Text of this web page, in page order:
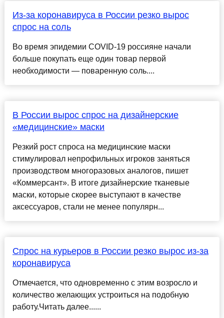
Из-за коронавируса в России резко вырос
спрос на соль
Во время эпидемии COVID-19 россияне начали
больше покупать еще один товар первой
необходимости — поваренную соль....
В России вырос спрос на дизайнерские
«медицинские» маски
Резкий рост спроса на медицинские маски
стимулировал непрофильных игроков заняться
производством многоразовых аналогов, пишет
«Коммерсант». В итоге дизайнерские тканевые
маски, которые скорее выступают в качестве
аксессуаров, стали не менее популярн...
Спрос на курьеров в России резко вырос из-за
коронавируса
Отмечается, что одновременно с этим возросло и
количество желающих устроиться на подобную
работу.Читать далее......